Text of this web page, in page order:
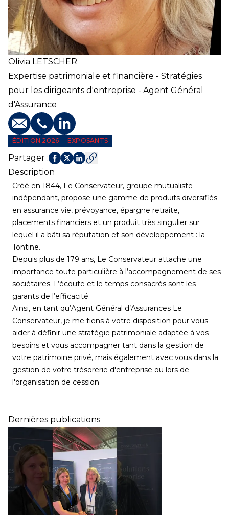
Olivia LETSCHER
Expertise patrimoniale et financière - Stratégies
pour les dirigeants d'entreprise - Agent Général
d'Assurance
E-mailTéléphoneProfil LinkedIn
ÉDITION 2026 EXPOSANTS
Partager :
Description
Créé en 1844, Le Conservateur, groupe mutualiste
indépendant, propose une gamme de produits diversifiés
en assurance vie, prévoyance, épargne retraite,
placements financiers et un produit très singulier sur
lequel il a bâti sa réputation et son développement : la
Tontine.
Depuis plus de 179 ans, Le Conservateur attache une
importance toute particulière à l’accompagnement de ses
sociétaires. L’écoute et le temps consacrés sont les
garants de l’efficacité.
Ainsi, en tant qu’Agent Général d’Assurances Le
Conservateur, je me tiens à votre disposition pour vous
aider à définir une stratégie patrimoniale adaptée à vos
besoins et vous accompagner tant dans la gestion de
votre patrimoine privé, mais également avec vous dans la
gestion de votre trésorerie d'entreprise ou lors de
l'organisation de cession
Dernières publications